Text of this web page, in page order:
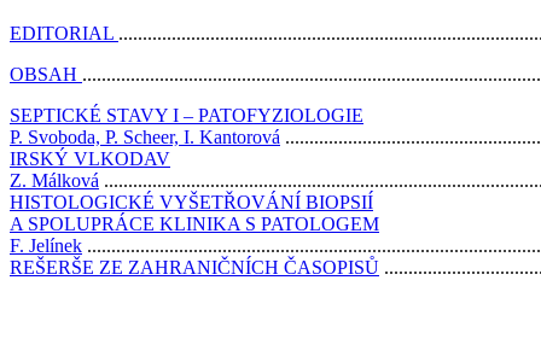
EDITORIAL
OBSAH
SEPTICKÉ STAVY I – PATOFYZIOLOGIE
P. Svoboda, P. Scheer, I. Kantorová
IRSKÝ VLKODAV
Z. Málková
HISTOLOGICKÉ VYŠETŘOVÁNÍ BIOPSIÍ
A SPOLUPRÁCE KLINIKA S PATOLOGEM
F. Jelínek
REŠERŠE ZE ZAHRANIČNÍCH ČASOPISŮ